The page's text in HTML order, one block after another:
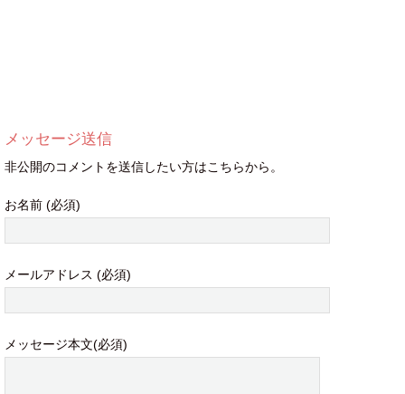
メッセージ送信
非公開のコメントを送信したい方はこちらから。
お名前 (必須)
メールアドレス (必須)
メッセージ本文(必須)